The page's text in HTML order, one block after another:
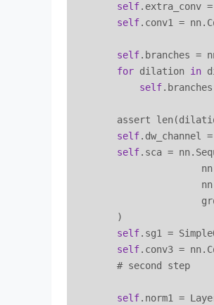
self.extra_conv
self.conv1 =
self.branches =
for dilation in
self
assert
self.dw_channel
self.sca =
        )
self.sg1 =
self.conv3 =
        # second step
self.norm1 =